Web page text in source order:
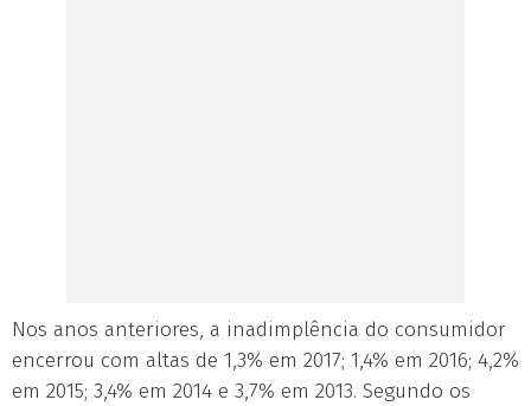
Nos anos anteriores, a inadimplência do consumidor
encerrou com altas de 1,3% em 2017; 1,4% em 2016; 4,2%
em 2015; 3,4% em 2014 e 3,7% em 2013. Segundo os